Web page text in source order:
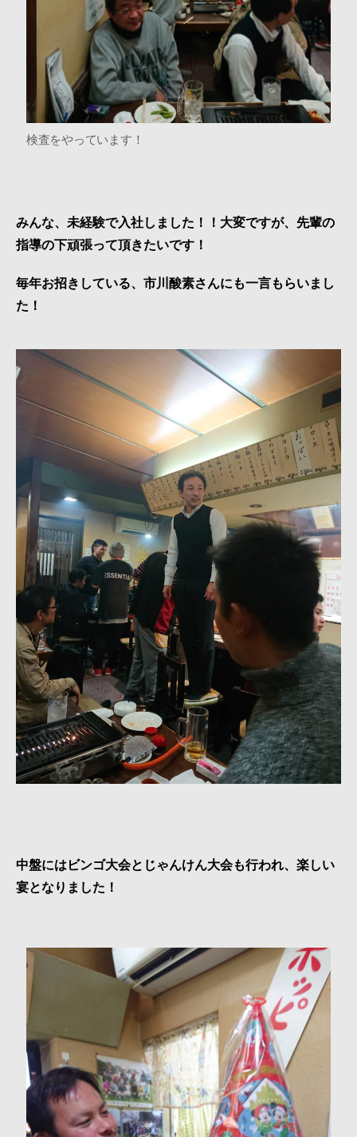
検査をやっています！
みんな、未経験で入社しました！！大変ですが、先輩の
指導の下頑張って頂きたいです！
毎年お招きしている、市川酸素さんにも一言もらいまし
た！
中盤にはビンゴ大会とじゃんけん大会も行われ、楽しい
宴となりました！